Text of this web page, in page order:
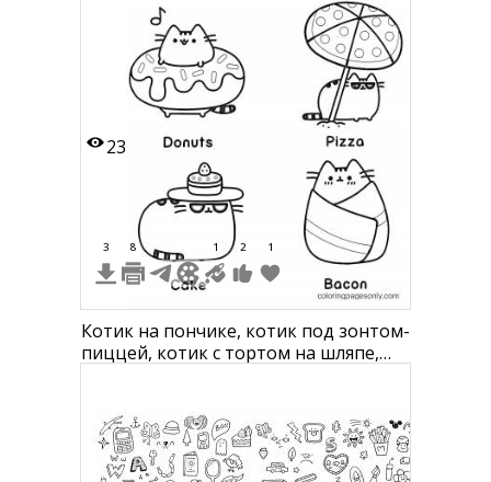
капкейки, попкорн, кетчуп, яблоко,
мороженое, вишни
23
3 8 1 2 1
Котик на пончике, котик под зонтом-
пиццей, котик с тортом на шляпе,